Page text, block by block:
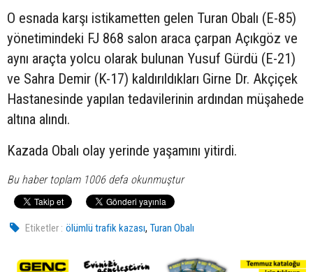
O esnada karşı istikametten gelen Turan Obalı (E-85)
yönetimindeki FJ 868 salon araca çarpan Açıkgöz ve
aynı araçta yolcu olarak bulunan Yusuf Gürdü (E-21)
ve Sahra Demir (K-17) kaldırıldıkları Girne Dr. Akçiçek
Hastanesinde yapılan tedavilerinin ardından müşahede
altına alındı.
Kazada Obalı olay yerinde yaşamını yitirdi.
Bu haber toplam 1006 defa okunmuştur
Etiketler : ölümlü trafik kazası,Turan Obalı